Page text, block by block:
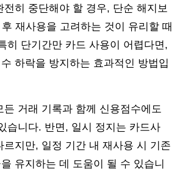
전히 중단해야 할 경우, 단순 해지보
후 재사용을 고려하는 것이 유리할 때
히 단기간만 카드 사용이 어렵다면,
하락을 방지하는 효과적인 방법입
든 거래 기록과 함께 신용점수에도
습니다. 반면, 일시 정지는 카드사
르지만, 일정 기간 내 재사용 시 기존
유지하는 데 도움이 될 수 있습니